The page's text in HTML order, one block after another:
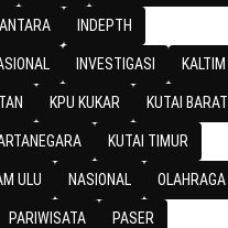
INDEPTH
INVESTIGASI KALTIM
KPU KUKAR KUTAI BARAT
KUTAI TIMUR
ULU NASIONAL OLAHRAGA
PARIWISATA PASER